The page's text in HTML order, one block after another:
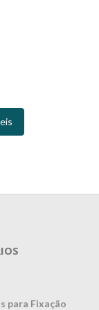
para Fixação